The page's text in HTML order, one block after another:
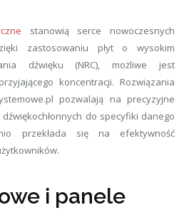
stanowią serce nowoczesnych
zastosowaniu płyt o wysokim
dźwięku (NRC), możliwe jest
koncentracji. Rozwiązania
pozwalają na precyzyjne
do specyfiki danego
przekłada się na efektywność
i panele